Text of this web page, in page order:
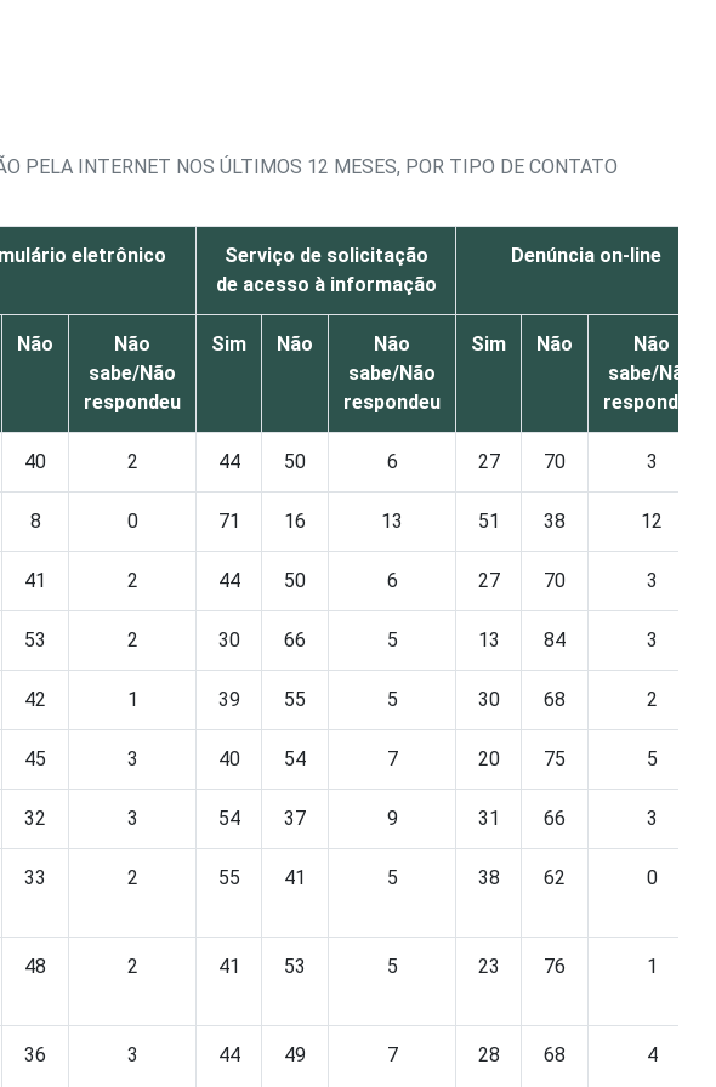
PELA INTERNET NOS ÚLTIMOS 12 MESES, POR TIPO DE CONTATO
eletrônico
Serviço de solicitação
de acesso à informação
Denúncia on-line
Não
Não
sabe/Não
respondeu
Sim Não
Não
sabe/Não
respondeu
Sim Não
Não
sabe/Não
respondeu
40 2 44 50 6 27 70 3
8 0 71 16 13 51 38 12
41 2 44 50 6 27 70 3
53 2 30 66 5 13 84 3
42 1 39 55 5 30 68 2
45 3 40 54 7 20 75 5
32 3 54 37 9 31 66 3
33 2 55 41 5 38 62 0
48 2 41 53 5 23 76 1
36 3 44 49 7 28 68 4